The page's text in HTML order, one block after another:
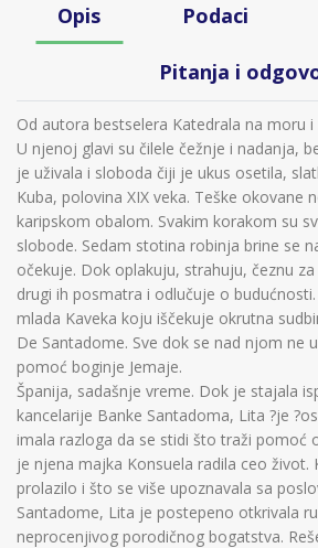
Opis Podaci
Pitanja i
Od autora bestselera Katedrala na moru i
U njenoj glavi su čilele čežnje i nadanja,
je uživala i sloboda čiji je ukus osetila,
Kuba, polovina XIX veka. Teške okovane
karipskom obalom. Svakim korakom su
slobode. Sedam stotina robinja brine se
očekuje. Dok oplakuju, strahuju, čeznu
drugi ih posmatra i odlučuje o
mlada Kaveka koju iščekuje okrutna
De Santadome. Sve dok se nad njom ne
pomoć boginje Jemaje.
Španija, sadašnje vreme. Dok je stajala
kancelarije Banke Santadoma, Lita ?je
imala razloga da se stidi što traži pomoć
je njena majka Konsuela radila ceo život.
prolazilo i što se više upoznavala sa
Santadome, Lita je postepeno otkrivala
neprocenjivog porodičnog bogatstva.